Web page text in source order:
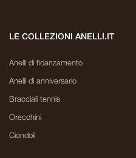
LE COLLEZIONI ANELLI.IT
Anelli di fidanzamento
Anelli di anniversario
Bracciali tennis
Orecchini
Ciondoli